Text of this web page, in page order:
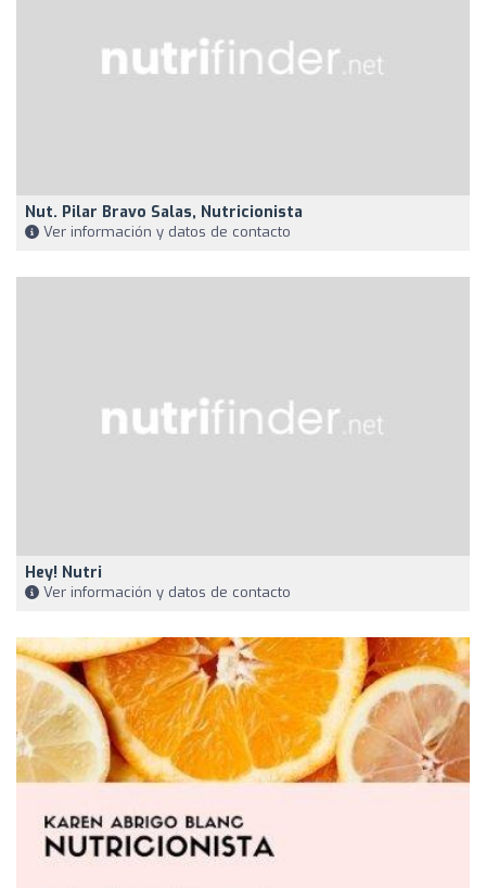
Nut. Pilar Bravo Salas, Nutricionista
Ver información y datos de contacto
Hey! Nutri
Ver información y datos de contacto